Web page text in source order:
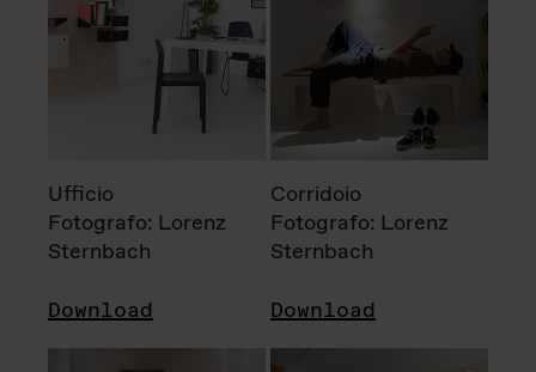
Ufficio
Fotografo: Lorenz
Sternbach
Download
Corridoio
Fotografo: Lorenz
Sternbach
Download